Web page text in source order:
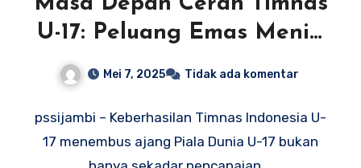
U-17: Peluang Emas Meniti
Karier di Luar Negeri
Mei 7, 2025 Tidak ada komentar
pssijambi – Keberhasilan Timnas Indonesia U-
17 menembus ajang Piala Dunia U-17 bukan